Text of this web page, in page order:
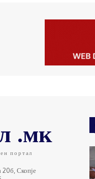
.мк
портал
20б, Скопје